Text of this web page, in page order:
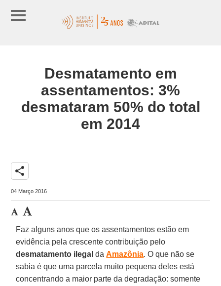
Desmatamento em
assentamentos: 3%
desmataram 50% do total
em 2014
share
04 Março 2016
Faz alguns anos que os assentamentos estão em
evidência pela crescente contribuição pelo
desmatamento ilegal daAmazônia. O que não se
sabia é que uma parcela muito pequena deles está
concentrando a maior parte da degradação: somente